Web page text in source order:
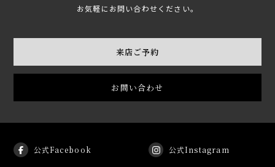
お気軽にお問い合わせください。
来店ご予約
お問い合わせ
公式Facebook 公式Instagram